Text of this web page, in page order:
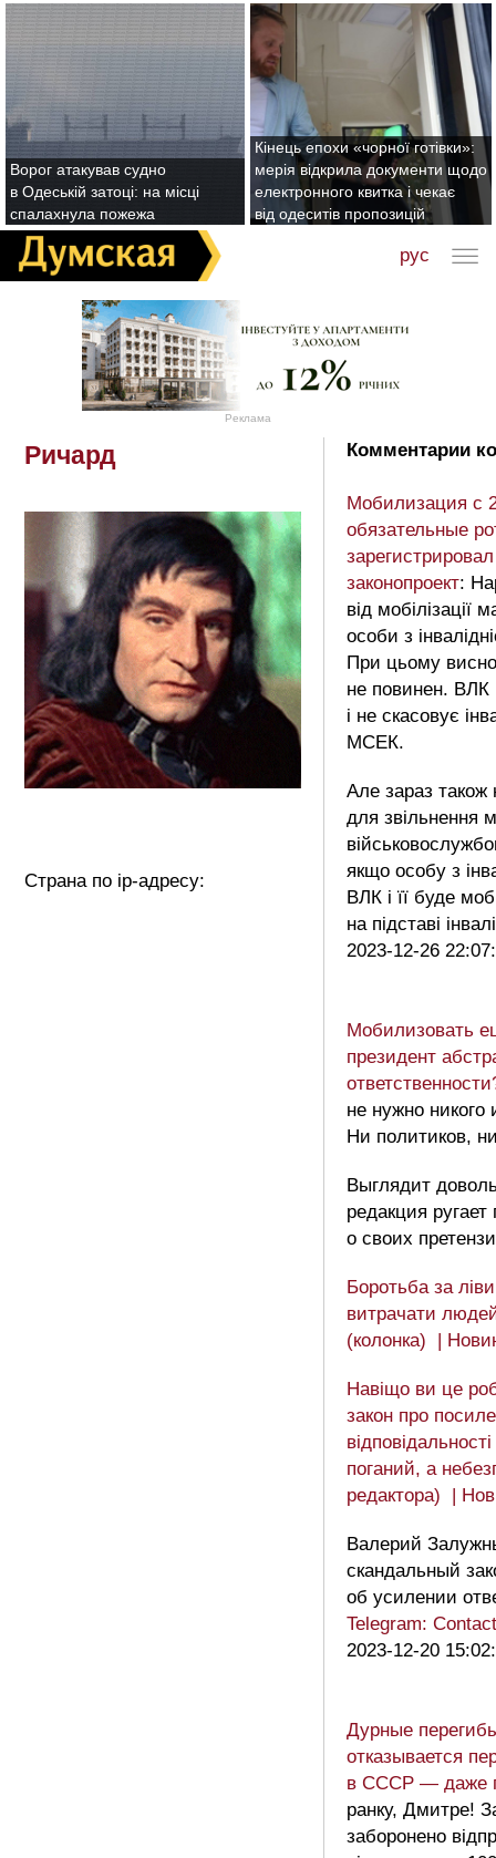
Ворог атакував судно
в Одеській затоці: на місці
спалахнула пожежа
Кінець епохи «чорної готівки»:
мерія відкрила документи щодо
електронного квитка і чекає
від одеситів пропозицій
рус
Реклама
Ричард
Страна по ip-адресу:
Комментарии
Мобилизация с
обязательные
законопроект:
від мобілізації
особи з
При цьому
не повинен. ВЛК
і не скасовує
МСЕК.
Але зараз також
для звільнення
якщо особу з
ВЛК і її буде
на підставі
2023-12-26
Мобилизовать
президент
не нужно никого
Ни политиков,
Выглядит
редакция
о своих
Боротьба за
витрачати
(колонка) |
Навіщо ви це
закон про
поганий, а
редактора) |
Валерий
скандальный
об усилении
Telegram:
2023-12-20
Дурные
отказывается
в СССР — даже
ранку, Дмитре!
заборонено